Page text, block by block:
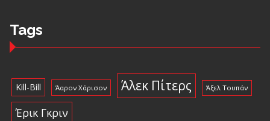
Tags
Kill-Bill Άαρον Χάρισον Άλεκ Πίτερς Άξελ Τουπάν
Έρικ Γκριν